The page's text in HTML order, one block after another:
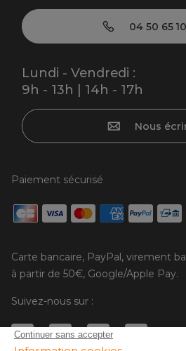
04 50 65
Lundi - Vendredi :
9h - 13h | 14h - 17h
Nous
Paiement sécurisé
Carte bancaire, PayPal, virement
à partir de 50€, Google/Apple Pay.
Suivez-nous sur :